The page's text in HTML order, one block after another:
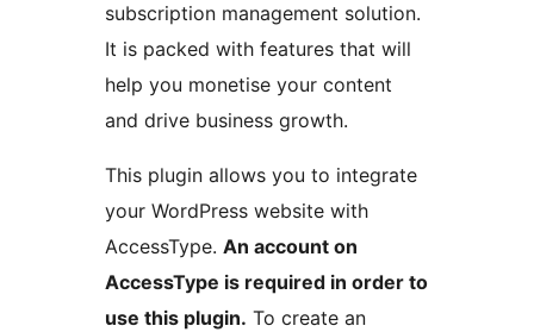
subscription management solution.
It is packed with features that will
help you monetise your content
and drive business growth.
This plugin allows you to integrate
your WordPress website with
AccessType. An account on
AccessType is required in order to
use this plugin. To create an